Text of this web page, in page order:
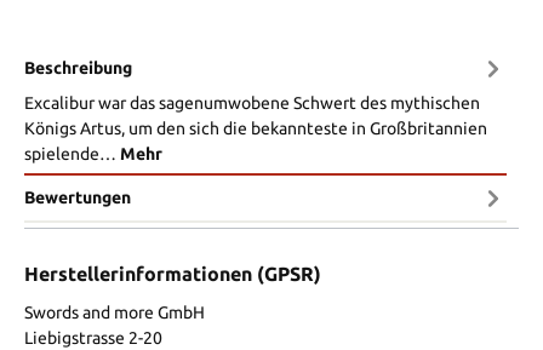
Beschreibung
Excalibur war das sagenumwobene Schwert des mythischen
Königs Artus, um den sich die bekannteste in Großbritannien
spielende… Mehr
Bewertungen
Herstellerinformationen (GPSR)
Swords and more GmbH
Liebigstrasse 2-20